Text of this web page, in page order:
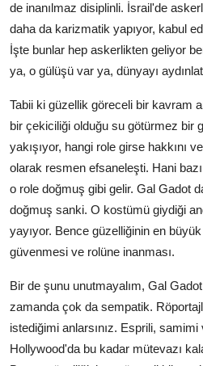
de inanılmaz disiplinli. İsrail'de
daha da karizmatik yapıyor, kabul
İşte bunlar hep askerlikten geliyor
ya, o gülüşü var ya, dünyayı
Tabii ki güzellik göreceli bir kavram
bir çekiciliği olduğu su götürmez bir
yakışıyor, hangi role girse hakkını
olarak resmen efsaneleşti. Hani
o role doğmuş gibi gelir. Gal Gadot
doğmuş sanki. O kostümü giydiği
yayıyor. Bence güzelliğinin en büyük
güvenmesi ve rolüne inanması.
Bir de şunu unutmayalım, Gal
zamanda çok da sempatik.
istediğimi anlarsınız. Esprili,
Hollywood'da bu kadar mütevazı